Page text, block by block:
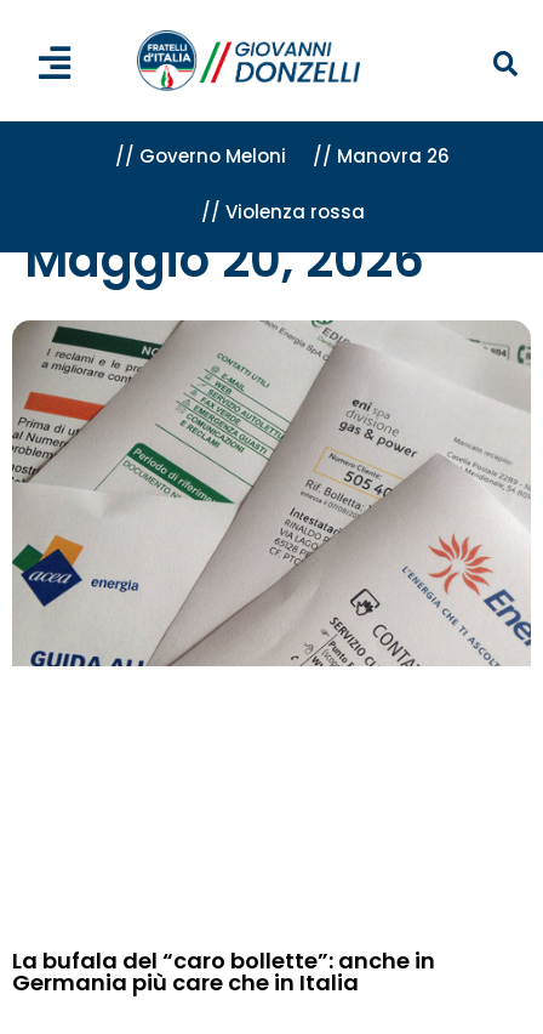
// Governo Meloni // Manovra 26
// Violenza rossa
Archivi per 20 Maggio 2026
Maggio 20, 2026
La bufala del “caro bollette”: anche in
Germania più care che in Italia